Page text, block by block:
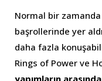
Normal bir zamanda
başrollerinde yer
daha fazla
Rings of Power ve